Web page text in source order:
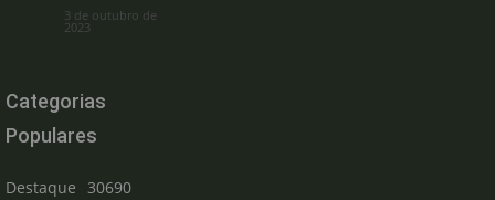
3 de outubro de
2023
Categorias
Populares
Destaque
30690